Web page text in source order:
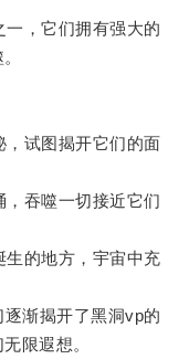
，它们拥有强大的
试图揭开它们的面
吞噬一切接近它们
的地方，宇宙中充
渐揭开了黑洞vp的
限遐想。